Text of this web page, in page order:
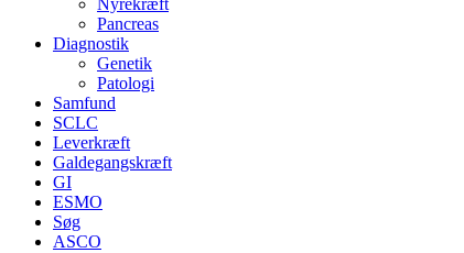
Nyrekræft
Pancreas
Diagnostik
Genetik
Patologi
Samfund
SCLC
Leverkræft
Galdegangskræft
GI
ESMO
Søg
ASCO